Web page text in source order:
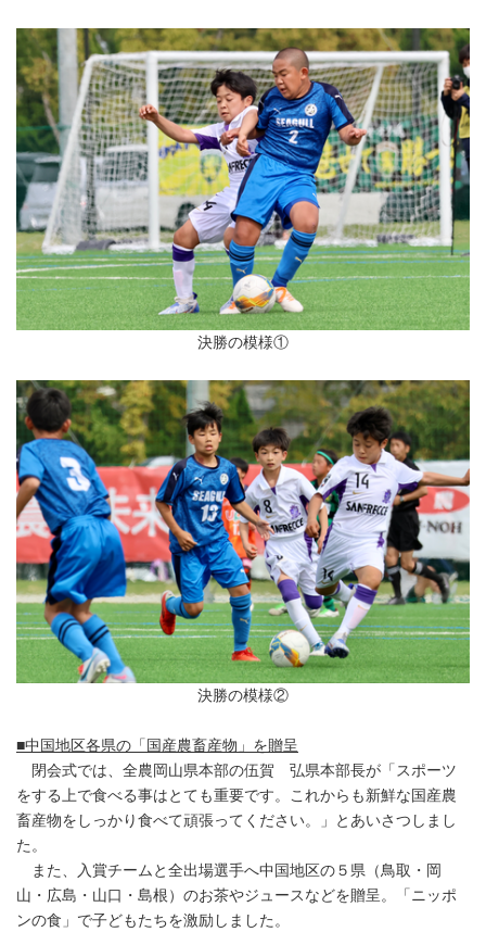
決勝の模様①
決勝の模様②
■中国地区各県の「国産農畜産物」を贈呈
閉会式では、全農岡山県本部の伍賀 弘県本部長が「スポーツ
をする上で食べる事はとても重要です。これからも新鮮な国産農
畜産物をしっかり食べて頑張ってください。」とあいさつしまし
た。
また、入賞チームと全出場選手へ中国地区の５県（鳥取・岡
山・広島・山口・島根）のお茶やジュースなどを贈呈。「ニッポ
ンの食」で子どもたちを激励しました。